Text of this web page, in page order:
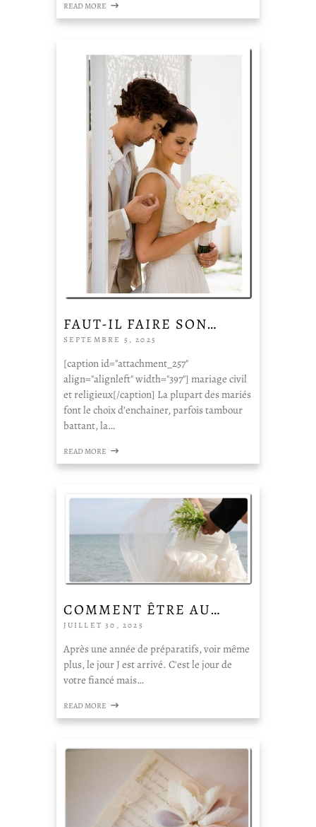
READ MORE
FAUT-IL FAIRE SON…
SEPTEMBRE 5, 2025
[caption id="attachment_257"
align="alignleft" width="397"] mariage civil
et religieux[/caption] La plupart des mariés
font le choix d’enchainer, parfois tambour
battant, la…
READ MORE
COMMENT ÊTRE AU…
JUILLET 30, 2025
Après une année de préparatifs, voir même
plus, le jour J est arrivé. C'est le jour de
votre fiancé mais…
READ MORE